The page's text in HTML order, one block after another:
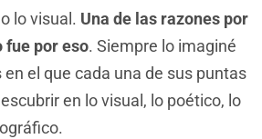
lo visual. Una de las razones por
fue por eso. Siempre lo imaginé
el que cada una de sus puntas
en lo visual, lo poético, lo